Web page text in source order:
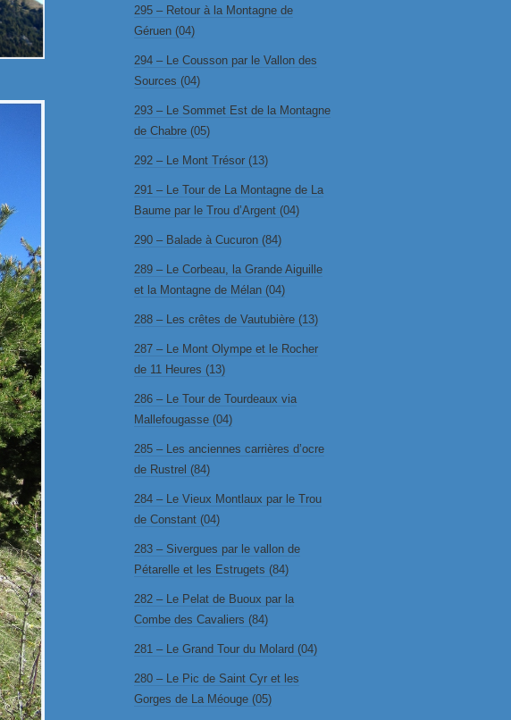
295 – Retour à la Montagne de
Géruen (04)
294 – Le Cousson par le Vallon des
Sources (04)
293 – Le Sommet Est de la Montagne
de Chabre (05)
292 – Le Mont Trésor (13)
291 – Le Tour de La Montagne de La
Baume par le Trou d’Argent (04)
290 – Balade à Cucuron (84)
289 – Le Corbeau, la Grande Aiguille
et la Montagne de Mélan (04)
288 – Les crêtes de Vautubière (13)
287 – Le Mont Olympe et le Rocher
de 11 Heures (13)
286 – Le Tour de Tourdeaux via
Mallefougasse (04)
285 – Les anciennes carrières d’ocre
de Rustrel (84)
284 – Le Vieux Montlaux par le Trou
de Constant (04)
283 – Sivergues par le vallon de
Pétarelle et les Estrugets (84)
282 – Le Pelat de Buoux par la
Combe des Cavaliers (84)
281 – Le Grand Tour du Molard (04)
280 – Le Pic de Saint Cyr et les
Gorges de La Méouge (05)